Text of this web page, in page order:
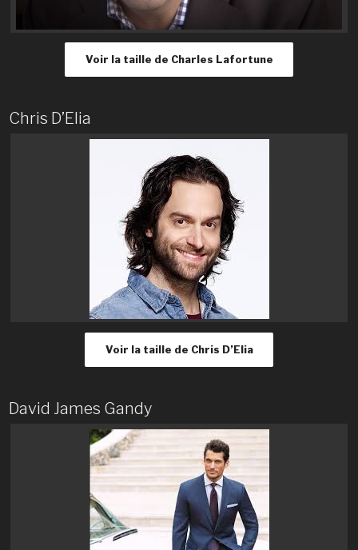
Voir la taille de Charles Lafortune
Chris D’Elia
Voir la taille de Chris D’Elia
David James Gandy